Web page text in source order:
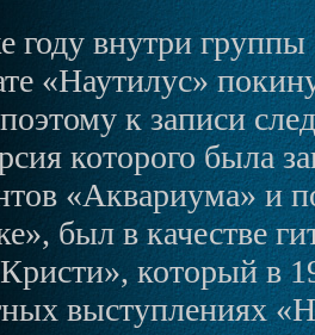
году внутри группы
«Наутилус»
к записи
которого была
«Аквариума» и
был в качестве
который в
выступлениях